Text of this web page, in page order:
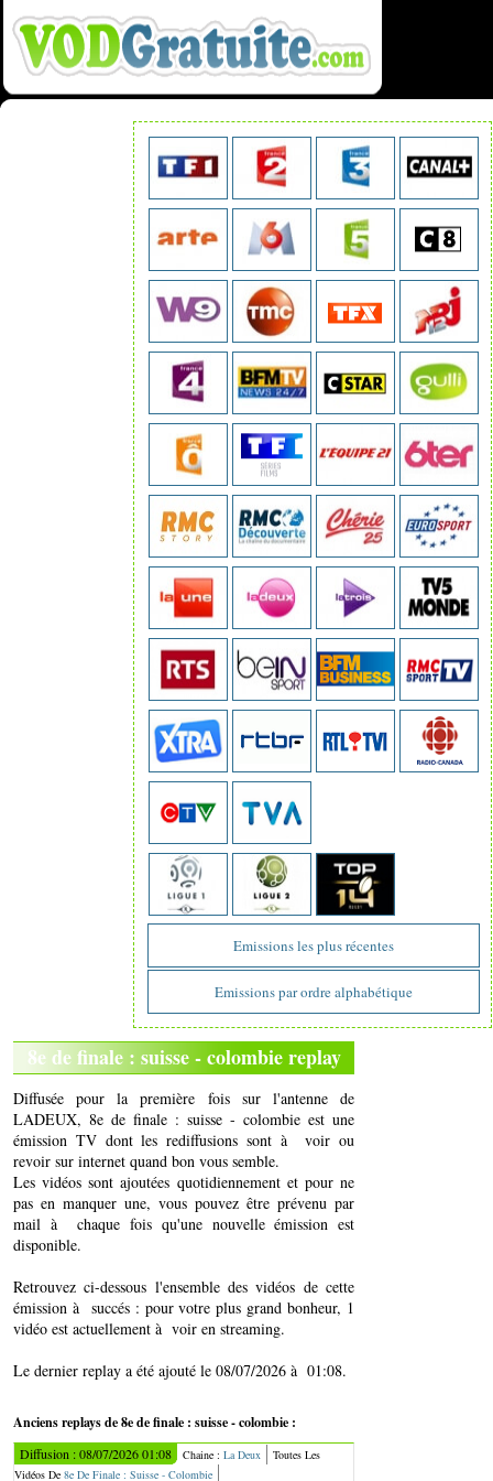
Emissions les plus récentes
Emissions par ordre alphabétique
8e de finale : suisse - colombie replay
Diffusée pour la première fois sur l'antenne de
LADEUX, 8e de finale : suisse - colombie est une
émission TV dont les rediffusions sont à voir ou
revoir sur internet quand bon vous semble.
Les vidéos sont ajoutées quotidiennement et pour ne
pas en manquer une, vous pouvez être prévenu par
mail à chaque fois qu'une nouvelle émission est
disponible.
Retrouvez ci-dessous l'ensemble des vidéos de cette
émission à succés : pour votre plus grand bonheur, 1
vidéo est actuellement à voir en streaming.
Le dernier replay a été ajouté le 08/07/2026 à 01:08.
Anciens replays de 8e de finale : suisse - colombie :
Diffusion : 08/07/2026 01:08 Chaine : La Deux
Toutes Les
Vidéos De 8e De Finale : Suisse - Colombie